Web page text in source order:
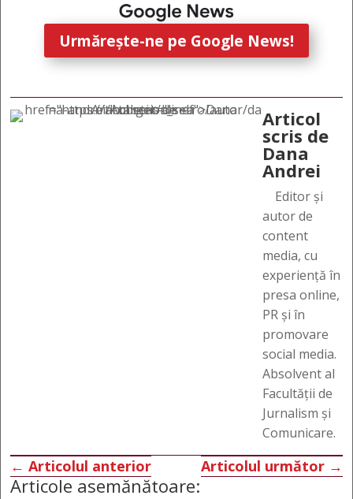
Urmărește-ne pe Google News!
Articol
scris de
Dana
Andrei
Editor și
autor de
content
media, cu
experiență în
presa online,
PR și în
promovare
social media.
Absolvent al
Facultății de
Jurnalism și
Comunicare.
← Articolul anterior Articolul următor →
Articole asemănătoare: